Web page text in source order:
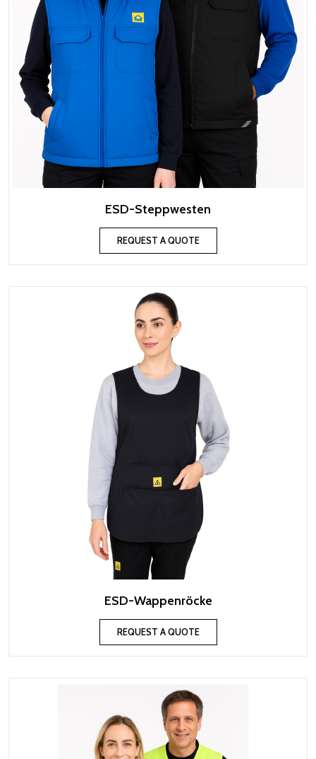
ESD-Steppwesten
REQUEST A QUOTE
ESD-Wappenröcke
REQUEST A QUOTE